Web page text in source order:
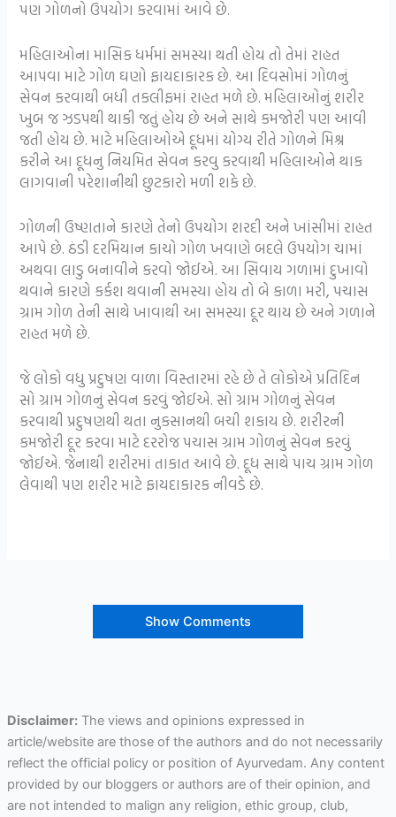
પણ ગોળનો ઉપયોગ કરવામાં આવે છે.
મહિલાઓના માસિક ધર્મમાં સમસ્યા થતી હોય તો તેમાં રાહત
આપવા માટે ગોળ ઘણો ફાયદાકારક છે. આ દિવસોમાં ગોળનું
સેવન કરવાથી બધી તકલીફમાં રાહત મળે છે. મહિલાઓનું શરીર
ખુબ જ ઝડપથી થાકી જતું હોય છે અને સાથે કમજોરી પણ આવી
જતી હોય છે. માટે મહિલાઓએ દૂધમાં યોગ્ય રીતે ગોળને મિશ્ર
કરીને આ દૂધનુ નિયમિત સેવન કરવુ કરવાથી મહિલાઓને થાક
લાગવાની પરેશાનીથી છુટકારો મળી શકે છે.
ગોળની ઉષ્ણતાને કારણે તેનો ઉપયોગ શરદી અને ખાંસીમાં રાહત
આપે છે. ઠંડી દરમિયાન કાચો ગોળ ખવાણે બદલે ઉપયોગ ચામાં
અથવા લાડુ બનાવીને કરવો જોઈએ. આ સિવાય ગળામાં દુખાવો
થવાને કારણે કર્કશ થવાની સમસ્યા હોય તો બે કાળા મરી, પચાસ
ગ્રામ ગોળ તેની સાથે ખાવાથી આ સમસ્યા દૂર થાય છે અને ગળાને
રાહત મળે છે.
જે લોકો વધુ પ્રદુષણ વાળા વિસ્તારમાં રહે છે તે લોકોએ પ્રતિદિન
સો ગ્રામ ગોળનું સેવન કરવું જોઈએ. સો ગ્રામ ગોળનું સેવન
કરવાથી પ્રદુષણથી થતા નુકસાનથી બચી શકાય છે. શરીરની
કમજોરી દૂર કરવા માટે દરરોજ પચાસ ગ્રામ ગોળનું સેવન કરવું
જોઈએ. જેનાથી શરીરમાં તાકાત આવે છે. દૂધ સાથે પાચ ગ્રામ ગોળ
લેવાથી પણ શરીર માટે ફાયદાકારક નીવડે છે.
Show Comments
Disclaimer:The views and opinions expressed in
article/website are those of the authors and do not necessarily
reflect the official policy or position of Ayurvedam. Any content
provided by our bloggers or authors are of their opinion, and
are not intended to malign any religion, ethic group, club,